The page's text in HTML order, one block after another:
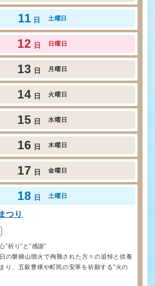
11 日 土曜日
12 日 日曜日
13 日 月曜日
14 日 火曜日
15 日 水曜日
16 日 木曜日
17 日 金曜日
18 日 土曜日
つり
”祈り”と”感謝”
の磐梯山噴火で殉難された方々の追悼と供養
り、五穀豊穣や町民の安寧を祈願する”火の